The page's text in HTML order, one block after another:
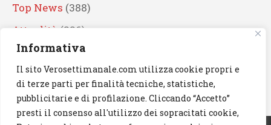
Informativa
Il sito Verosettimanale.com utilizza cookie propri e
di terze parti per finalità tecniche, statistiche,
pubblicitarie e di profilazione. Cliccando “Accetto”
presti il consenso all'utilizzo dei sopracitati cookie,
Top News (388)
Attualità (336)
Eventi(330)
Artisti (241)
News(238)